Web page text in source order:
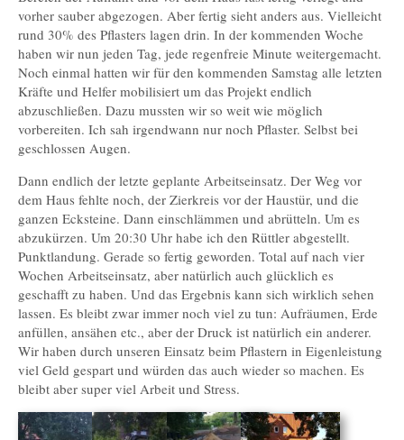
vorher sauber abgezogen. Aber fertig sieht anders aus. Vielleicht
rund 30% des Pflasters lagen drin. In der kommenden Woche
haben wir nun jeden Tag, jede regenfreie Minute weitergemacht.
Noch einmal hatten wir für den kommenden Samstag alle letzten
Kräfte und Helfer mobilisiert um das Projekt endlich
abzuschließen. Dazu mussten wir so weit wie möglich
vorbereiten. Ich sah irgendwann nur noch Pflaster. Selbst bei
geschlossen Augen.
Dann endlich der letzte geplante Arbeitseinsatz. Der Weg vor
dem Haus fehlte noch, der Zierkreis vor der Haustür, und die
ganzen Ecksteine. Dann einschlämmen und abrütteln. Um es
abzukürzen. Um 20:30 Uhr habe ich den Rüttler abgestellt.
Punktlandung. Gerade so fertig geworden. Total auf nach vier
Wochen Arbeitseinsatz, aber natürlich auch glücklich es
geschafft zu haben. Und das Ergebnis kann sich wirklich sehen
lassen. Es bleibt zwar immer noch viel zu tun: Aufräumen, Erde
anfüllen, ansähen etc., aber der Druck ist natürlich ein anderer.
Wir haben durch unseren Einsatz beim Pflastern in Eigenleistung
viel Geld gespart und würden das auch wieder so machen. Es
bleibt aber super viel Arbeit und Stress.